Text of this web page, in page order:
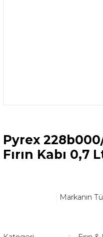
Pyrex
Fırın Kabı 0,7
Markanın